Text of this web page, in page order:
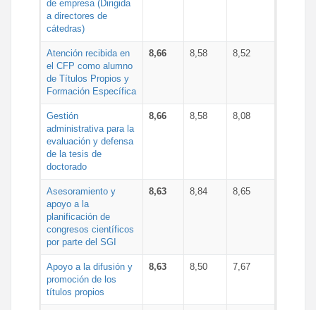
de empresa (Dirigida
a directores de
cátedras)
Atención recibida en
el CFP como alumno
de Títulos Propios y
Formación Específica
8,66 8,58 8,52
Gestión
administrativa para la
evaluación y defensa
de la tesis de
doctorado
8,66 8,58 8,08
Asesoramiento y
apoyo a la
planificación de
congresos científicos
por parte del SGI
8,63 8,84 8,65
Apoyo a la difusión y
promoción de los
títulos propios
8,63 8,50 7,67